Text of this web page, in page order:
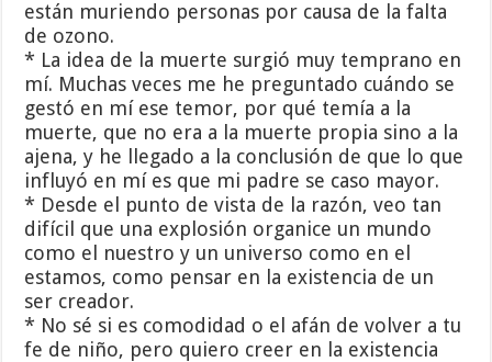
están muriendo personas por causa de la falta
de ozono.
* La idea de la muerte surgió muy temprano en
mí. Muchas veces me he preguntado cuándo se
gestó en mí ese temor, por qué temía a la
muerte, que no era a la muerte propia sino a la
ajena, y he llegado a la conclusión de que lo que
influyó en mí es que mi padre se caso mayor.
* Desde el punto de vista de la razón, veo tan
difícil que una explosión organice un mundo
como el nuestro y un universo como en el
estamos, como pensar en la existencia de un
ser creador.
* No sé si es comodidad o el afán de volver a tu
fe de niño, pero quiero creer en la existencia